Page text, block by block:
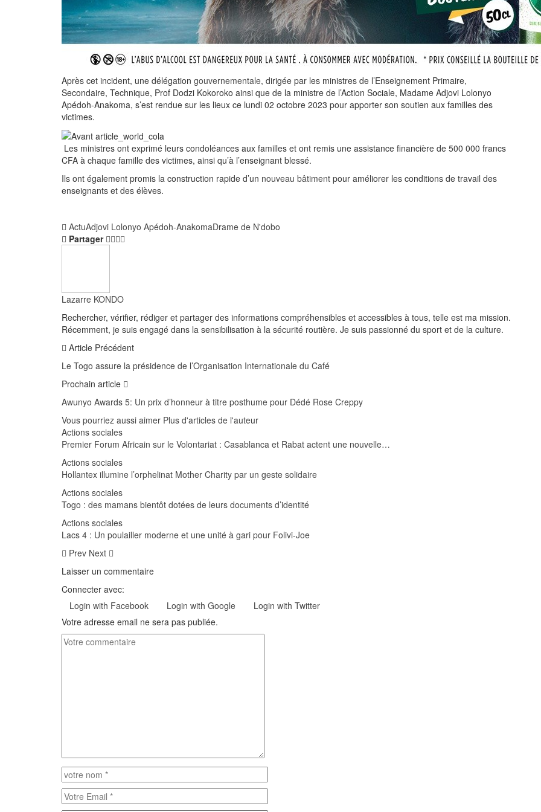
Après cet incident, une délégation gouvernementale, dirigée par les ministres de l’Enseignement Primaire,
Secondaire, Technique, Prof Dodzi Kokoroko ainsi que de la ministre de l’Action Sociale, Madame Adjovi Lolonyo
Apédoh-Anakoma, s’est rendue sur les lieux ce lundi 02 octobre 2023 pour apporter son soutien aux familles des
victimes.
Les ministres ont exprimé leurs condoléances aux familles et ont remis une assistance financière de 500 000 francs
CFA à chaque famille des victimes, ainsi qu’à l’enseignant blessé.
Ils ont également promis la construction rapide d’un nouveau bâtiment pour améliorer les conditions de travail des
enseignants et des élèves.
ActuAdjovi Lolonyo Apédoh-AnakomaDrame de N'dobo
Partager
Lazarre KONDO
Rechercher, vérifier, rédiger et partager des informations compréhensibles et accessibles à tous, telle est ma mission.
Récemment, je suis engagé dans la sensibilisation à la sécurité routière. Je suis passionné du sport et de la culture.
Article Précédent
Le Togo assure la présidence de l’Organisation Internationale du Café
Prochain article
Awunyo Awards 5: Un prix d’honneur à titre posthume pour Dédé Rose Creppy
Vous pourriez aussi aimer Plus d'articles de l'auteur
Actions sociales
Premier Forum Africain sur le Volontariat : Casablanca et Rabat actent une nouvelle…
Actions sociales
Hollantex illumine l’orphelinat Mother Charity par un geste solidaire
Actions sociales
Togo : des mamans bientôt dotées de leurs documents d’identité
Actions sociales
Lacs 4 : Un poulailler moderne et une unité à gari pour Folivi-Joe
Prev Next
Laisser un commentaire
Connecter avec:
Login with Facebook
Login with Google
Login with Twitter
Votre adresse email ne sera pas publiée.